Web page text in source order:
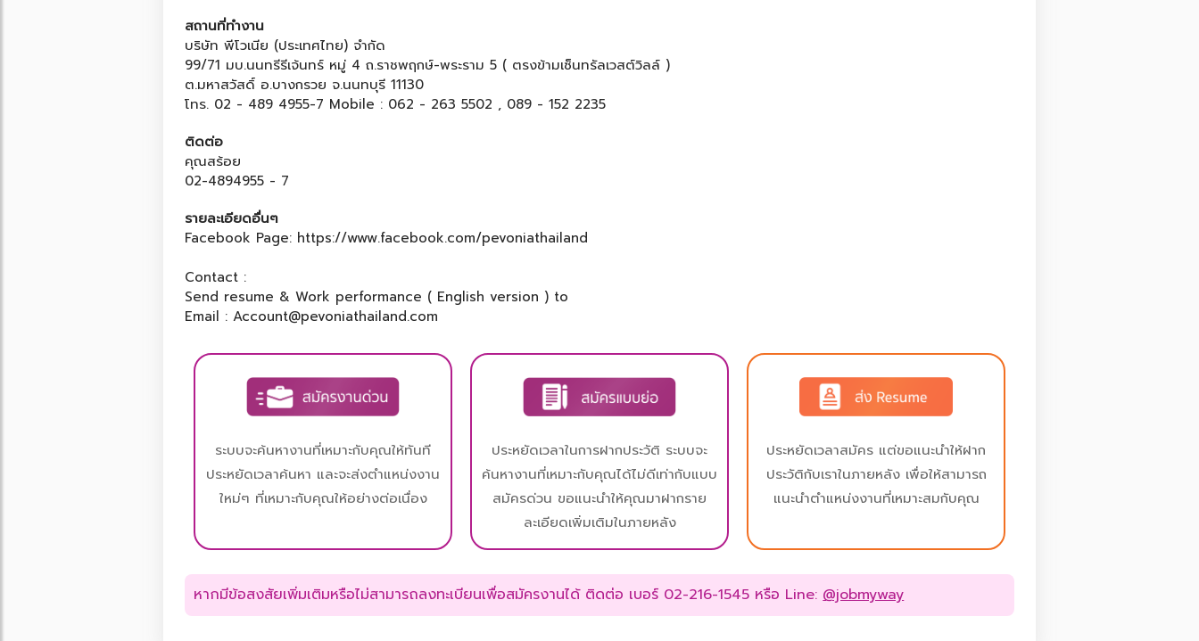
สถานที่ทำงาน
บริษัท พีโวเนีย (ประเทศไทย) จำกัด
99/71 มบ.นนทรีรีเจ้นทร์ หมู่ 4 ถ.ราชพฤกษ์-พระราม 5 ( ตรงข้ามเซ็นทรัลเวสต์วิลล์ )
ต.มหาสวัสดิ์ อ.บางกรวย จ.นนทบุรี 11130
โทร. 02 - 489 4955-7 Mobile : 062 - 263 5502 , 089 - 152 2235
ติดต่อ
คุณสร้อย
02-4894955 - 7
รายละเอียดอื่นๆ
Facebook Page: https://www.facebook.com/pevoniathailand
Contact :
Send resume & Work performance ( English version ) to
Email : Account@pevoniathailand.com
ระบบจะค้นหางานที่เหมาะกับคุณให้ทันที
ประหยัดเวลาค้นหา และจะส่งตำแหน่งงาน
ใหม่ๆ ที่เหมาะกับคุณให้อย่างต่อเนื่อง
ประหยัดเวลาในการฝากประวัติ ระบบจะ
ค้นหางานที่เหมาะกับคุณได้ไม่ดีเท่ากับแบบ
สมัครด่วน ขอแนะนำให้คุณมาฝากราย
ละเอียดเพิ่มเติมในภายหลัง
ประหยัดเวลาสมัคร แต่ขอแนะนำให้ฝาก
ประวัติกับเราในภายหลัง เพื่อให้สามารถ
แนะนำตำแหน่งงานที่เหมาะสมกับคุณ
หากมีข้อสงสัยเพิ่มเติมหรือไม่สามารถลงทะเบียนเพื่อสมัครงานได้ ติดต่อ เบอร์ 02-216-1545 หรือ Line:@jobmyway